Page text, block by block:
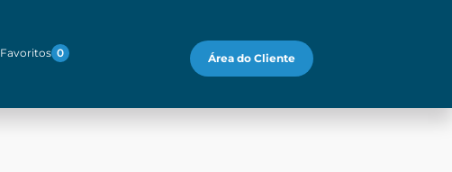
Favoritos 0 Área do Cliente